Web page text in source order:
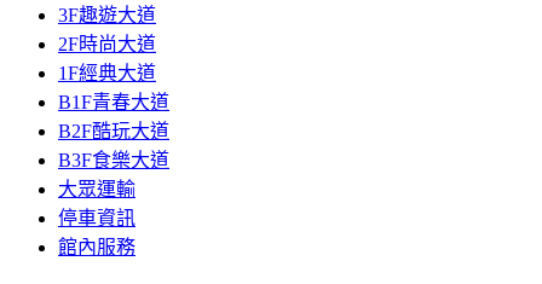
3F趣遊大道
2F時尚大道
1F經典大道
B1F青春大道
B2F酷玩大道
B3F食樂大道
大眾運輸
停車資訊
館內服務